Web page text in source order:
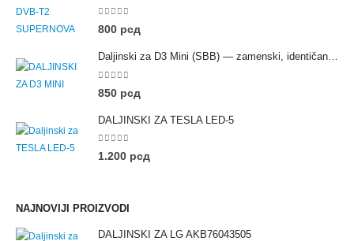
0out of 5
800 рсд
Daljinski za D3 Mini (SBB) — zamenski, identičan originalu
0out of 5
850 рсд
DALJINSKI ZA TESLA LED-5
0 out of 5
1.200 рсд
NAJNOVIJI PROIZVODI
DALJINSKI ZA LG AKB76043505